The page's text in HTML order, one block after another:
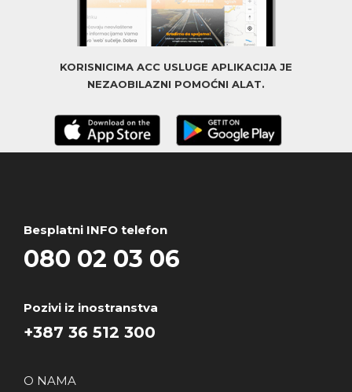
KORISNICIMA ACC USLUGE APLIKACIJA JE
NEZAOBILAZNI POMOĆNI ALAT.
Besplatni INFO telefon
080 02 03 06
Pozivi iz inostranstva
+387 36 512 300
O NAMA